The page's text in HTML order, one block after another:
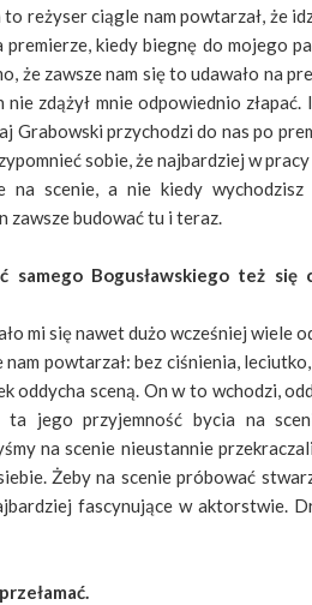
reżyser ciągle nam powtarzał, że
premierze, kiedy biegnę do mojego
że zawsze nam się to udawało na
zdążył mnie odpowiednio złapać.
Grabowski przychodzi do nas po
sobie, że najbardziej w
na scenie, a nie kiedy wychodzisz
budować tu i teraz.
Bogusławskiego też się
mi się nawet dużo wcześniej wiele
powtarzał: bez ciśnienia,
oddycha sceną. On w to wchodzi,
jego przyjemność bycia na
na scenie nieustannie
Żeby na scenie próbować
fascynujące w aktorstwie.